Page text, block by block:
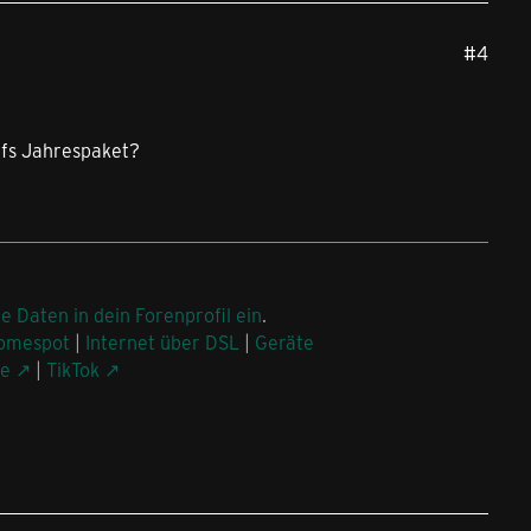
#4
Jahrespaket?
Daten in dein Forenprofil ein.
| Internet über DSL | Geräte
| TikTok